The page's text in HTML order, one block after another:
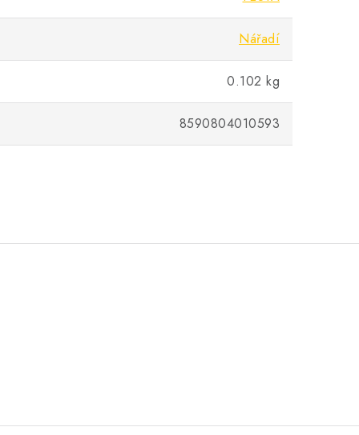
Nářadí
0.102 kg
8590804010593